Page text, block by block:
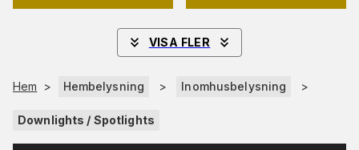
VISA FLER
Hem > Hembelysning > Inomhusbelysning >
Downlights / Spotlights